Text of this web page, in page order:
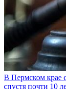
В Пермском крае
спустя почти 10